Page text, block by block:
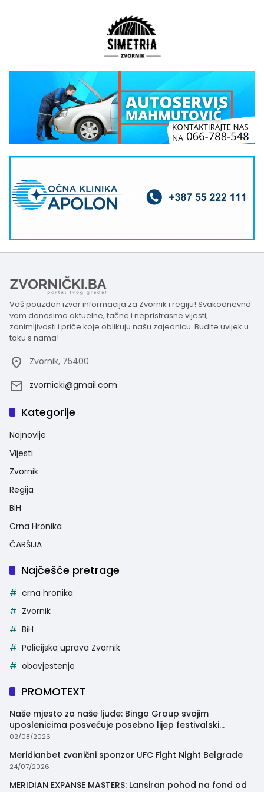
Vaš pouzdan izvor informacija za Zvornik i regiju! Svakodnevno
vam donosimo aktuelne, tačne i nepristrasne vijesti,
zanimljivosti i priče koje oblikuju našu zajednicu. Budite uvijek u
toku s nama!
Zvornik, 75400
zvornicki@gmail.com
Kategorije
Najnovije
Vijesti
Zvornik
Regija
BiH
Crna Hronika
ČARŠIJA
Najčešće pretrage
crna hronika
Zvornik
BiH
Policijska uprava Zvornik
obavjestenje
PROMOTEXT
Naše mjesto za naše ljude: Bingo Group svojim
uposlenicima posvećuje posebno lijep festivalski
trenutak
02/08/2026
Meridianbet zvanični sponzor UFC Fight Night Belgrade
24/07/2026
MERIDIAN EXPANSE MASTERS: Lansiran pohod na fond od